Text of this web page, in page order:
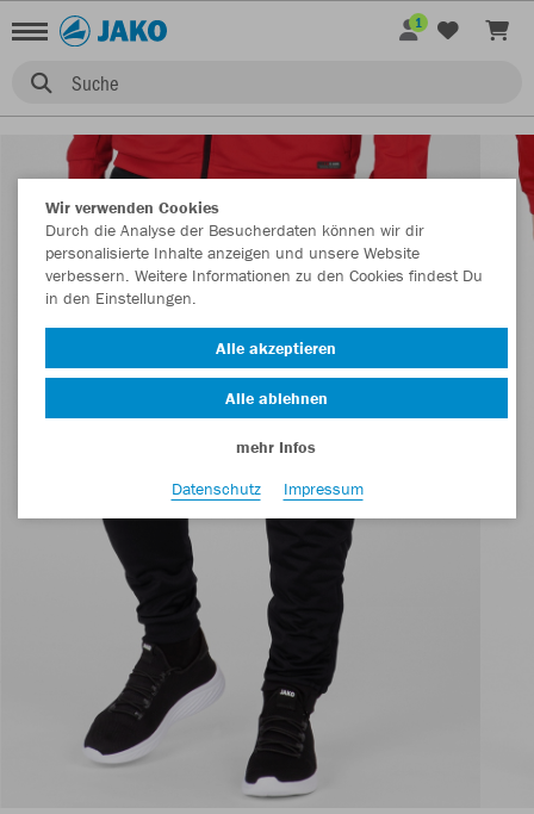
Suche
1
Wir verwenden Cookies
Durch die Analyse der Besucherdaten können wir dir
personalisierte Inhalte anzeigen und unsere Website
verbessern. Weitere Informationen zu den Cookies findest Du
in den Einstellungen.
Alle akzeptieren
Alle ablehnen
mehr Infos
Datenschutz
Impressum